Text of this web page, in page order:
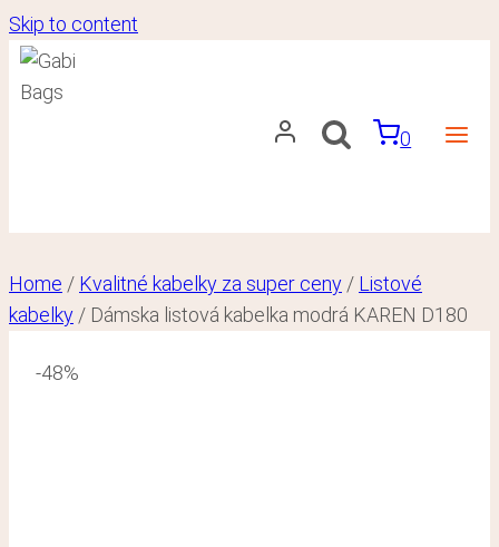
Skip to content
0
Home / Kvalitné kabelky za super ceny / Listové
kabelky / Dámska listová kabelka modrá KAREN D180
-48%